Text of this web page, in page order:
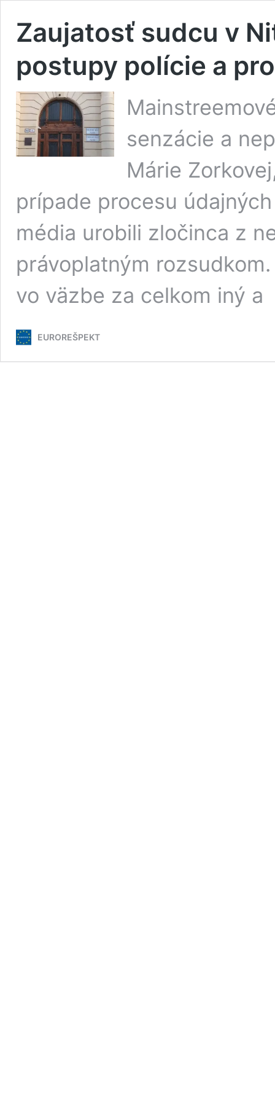
Zaujatosť sudcu v
postupy polície a
senzácie a
Márie
prípade procesu
média urobili zločinca z
právoplatným
vo väzbe za celkom iný
EUROREŠPEKT